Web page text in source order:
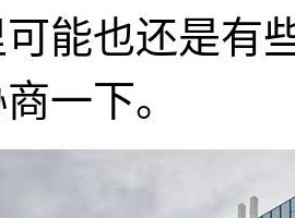
能也还是有
一下。